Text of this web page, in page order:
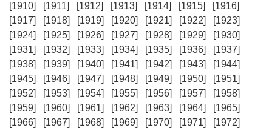
[1910]
[1911] [1912] [1913] [1914] [1915]
[1916]
[1917]
[1918] [1919] [1920] [1921] [1922]
[1923]
[1924]
[1925] [1926] [1927] [1928] [1929]
[1930]
[1931]
[1932] [1933] [1934] [1935] [1936]
[1937]
[1938]
[1939] [1940] [1941] [1942] [1943]
[1944]
[1945]
[1946] [1947] [1948] [1949] [1950]
[1951]
[1952]
[1953] [1954] [1955] [1956] [1957]
[1958]
[1959]
[1960] [1961] [1962] [1963] [1964]
[1965]
[1966]
[1967] [1968] [1969] [1970] [1971]
[1972]